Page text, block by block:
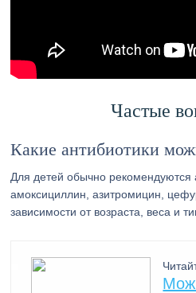
Частые
Какие антибиотики
Для детей обычно рекомендуются
амоксициллин, азитромицин,
зависимости от возраста, веса и